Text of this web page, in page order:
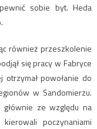
sobie byt. Heda
również przeszkolenie
się pracy w Fabryce
powołanie do
w Sandomierzu.
ze względu na
poczynaniami